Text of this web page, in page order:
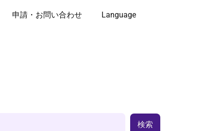
申請・お問い合わせ Language
検索